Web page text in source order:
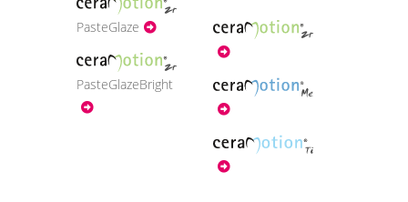
PasteGlaze
PasteGlazeBright